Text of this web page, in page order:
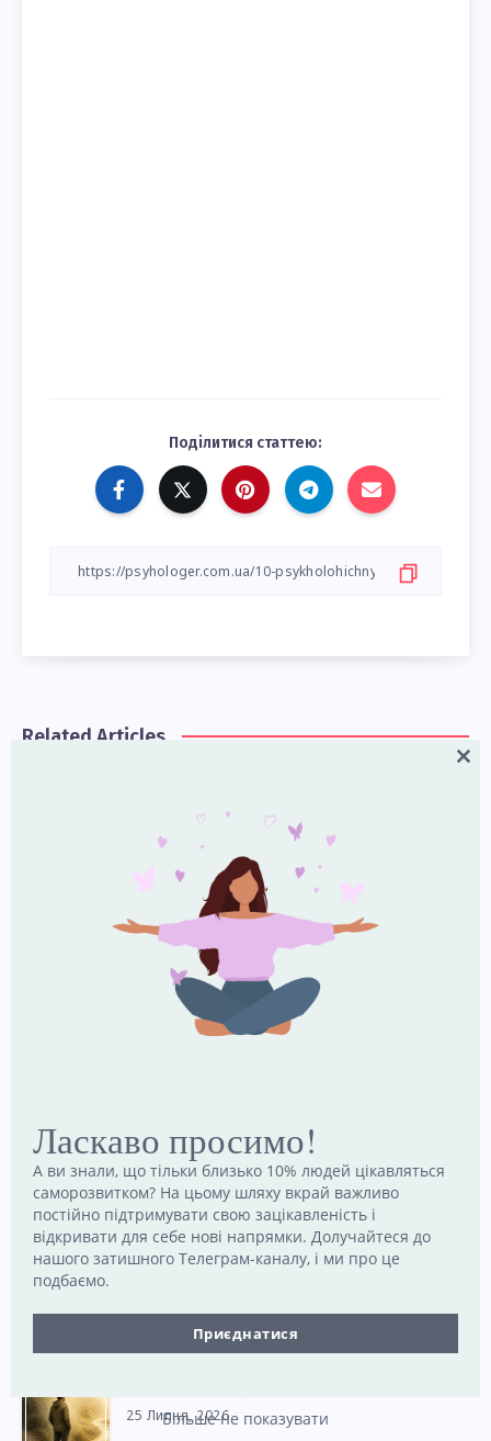
Поділитися статтею:
Related Articles
Як нарешті перестати уникати життя через
тривожність
29 Липня, 2026
Чому деякі чоловіки шукають порятунку в
Коли вибір стає проблемою: як надлишок опцій
виснажує
27 Липня, 2026
Несподіваний ключ до щастя, який більшість
25 Липня, 2026
Close
Ласкаво просимо!
А ви знали, що тільки близько 10% людей цікавляться
саморозвитком? На цьому шляху вкрай важливо
постійно підтримувати свою зацікавленість і
відкривати для себе нові напрямки. Долучайтеся до
нашого затишного Телеграм-каналу, і ми про це
подбаємо.
Приєднатися
Більше не показувати